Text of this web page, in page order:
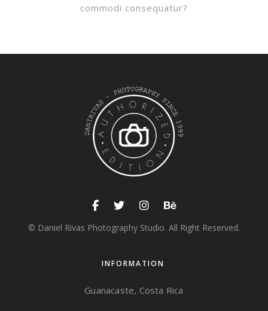
commodi consequatur?
© Daniel Rivas Photography Studio. All Right Reserved.
INFORMATION
Guanacaste, Costa Rica